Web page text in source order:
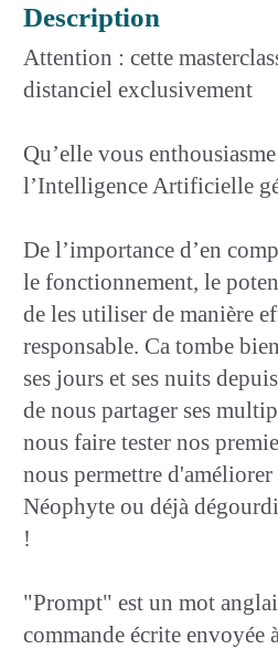
Description
Attention : cette
distanciel exclusivement
Qu’elle vous
l’Intelligence Artificielle
De l’importance d’en
le fonctionnement, le
de les utiliser de manière
responsable. Ca tombe
ses jours et ses nuits
de nous partager ses
nous faire tester nos
nous permettre
Néophyte ou déjà
!
"Prompt" est un mot
commande écrite envoyée